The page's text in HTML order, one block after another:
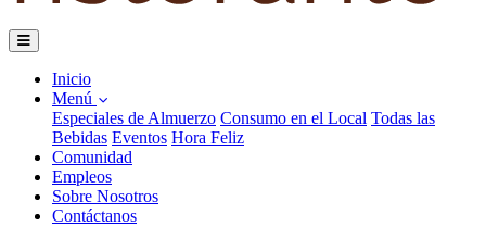
Inicio
Menú
Especiales de Almuerzo Consumo en el Local Todas las
Bebidas Eventos Hora Feliz
Comunidad
Empleos
Sobre Nosotros
Contáctanos